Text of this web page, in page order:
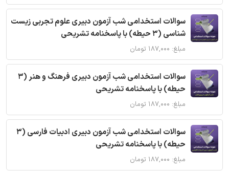
سوالات استخدامی شب آزمون دبیری علوم تجربی زیست
شناسی (3 حیطه) با پاسخنامه تشریحی
مبلغ: ۱۸۷,۰۰۰ تومان
سوالات استخدامی شب آزمون دبیری فرهنگ و هنر (3
حیطه) با پاسخنامه تشریحی
مبلغ: ۱۸۷,۰۰۰ تومان
سوالات استخدامی شب آزمون دبیری ادبیات فارسی (3
حیطه) با پاسخنامه تشریحی
مبلغ: ۱۸۷,۰۰۰ تومان